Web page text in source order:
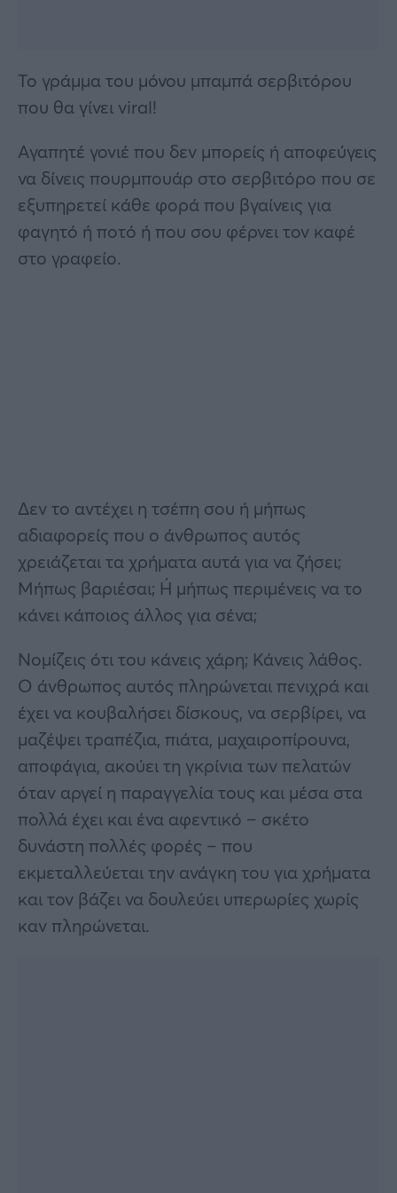
Το γράμμα του μόνου μπαμπά σερβιτόρου
που θα γίνει viral!
Αγαπητέ γονιέ που δεν μπορείς ή αποφεύγεις
να δίνεις πουρμπουάρ στο σερβιτόρο που σε
εξυπηρετεί κάθε φορά που βγαίνεις για
φαγητό ή ποτό ή που σου φέρνει τον καφέ
στο γραφείο.
Δεν το αντέχει η τσέπη σου ή μήπως
αδιαφορείς που ο άνθρωπος αυτός
χρειάζεται τα χρήματα αυτά για να ζήσει;
Μήπως βαριέσαι; Ή μήπως περιμένεις να το
κάνει κάποιος άλλος για σένα;
Νομίζεις ότι του κάνεις χάρη; Κάνεις λάθος.
Ο άνθρωπος αυτός πληρώνεται πενιχρά και
έχει να κουβαλήσει δίσκους, να σερβίρει, να
μαζέψει τραπέζια, πιάτα, μαχαιροπίρουνα,
αποφάγια, ακούει τη γκρίνια των πελατών
όταν αργεί η παραγγελία τους και μέσα στα
πολλά έχει και ένα αφεντικό – σκέτο
δυνάστη πολλές φορές – που
εκμεταλλεύεται την ανάγκη του για χρήματα
και τον βάζει να δουλεύει υπερωρίες χωρίς
καν πληρώνεται.